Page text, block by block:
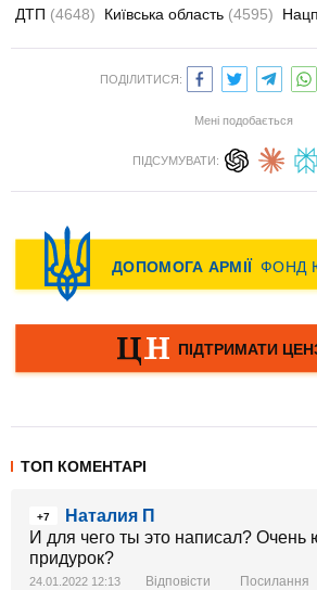
ДТП (4648) Київська область (4595)
ПОДІЛИТИСЯ:
Мені подобається
ПІДСУМУВАТИ:
ТОП КОМЕНТАРІ
+7
Наталия П
И для чего ты это написал? Очень
придурок?
24.01.2022 12:13 Відповісти Посилання